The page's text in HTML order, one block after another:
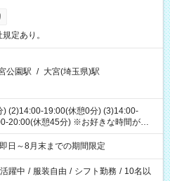
定あり。
公園駅 / 大宮(埼玉県)駅
(2)14:00-19:00(休憩0分) (3)14:00-
20:00(休憩45分) ※お好きな時間が選べ
日～8月末までの期間限定
躍中 / 服装自由 / シフト勤務 / 10名以